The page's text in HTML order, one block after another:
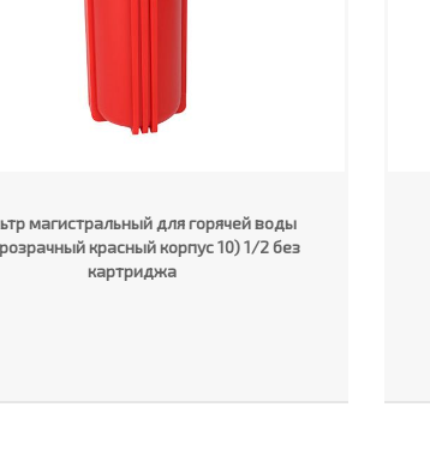
магистральный для горячей воды
красный корпус 10) 1/2 без
картриджа